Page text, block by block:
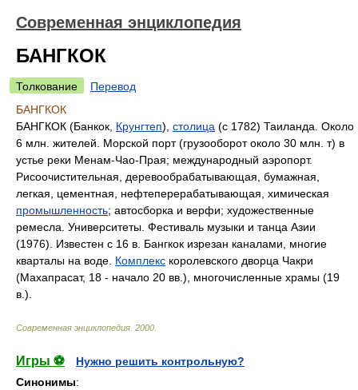
Современная энциклопедия
БАНГКОК
Толкование
Перевод
БАНГКОК
БАНГКОК (Банкок, Крунгтеп), столица (с 1782) Таиланда. Около
6 млн. жителей. Морской порт (грузооборот около 30 млн. т) в
устье реки Менам-Чао-Прая; международный аэропорт.
Рисоочистительная, деревообрабатывающая, бумажная,
легкая, цементная, нефтеперерабатывающая, химическая
промышленность; автосборка и верфи; художественные
ремесла. Университеты. Фестиваль музыки и танца Азии
(1976). Известен с 16 в. Бангкок изрезан каналами, многие
кварталы на воде. Комплекс королевского дворца Чакри
(Махапрасат, 18 - начало 20 вв.), многочисленные храмы (19
в.).
Современная энциклопедия 2000
Игры ⚽
Нужно решить контрольную?
Синонимы: